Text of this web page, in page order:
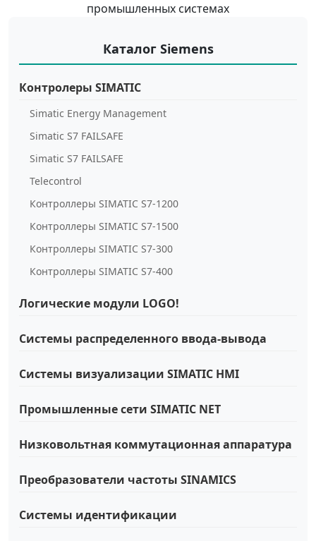
промышленных системах
Каталог Siemens
Контролеры SIMATIC
Simatic Energy Management
Simatic S7 FAILSAFE
Simatic S7 FAILSAFE
Telecontrol
Контроллеры SIMATIC S7-1200
Контроллеры SIMATIC S7-1500
Контроллеры SIMATIC S7-300
Контроллеры SIMATIC S7-400
Логические модули LOGO!
Системы распределенного ввода-вывода
Системы визуализации SIMATIC HMI
Промышленные сети SIMATIC NET
Низковольтная коммутационная аппаратура
Преобразователи частоты SINAMICS
Системы идентификации